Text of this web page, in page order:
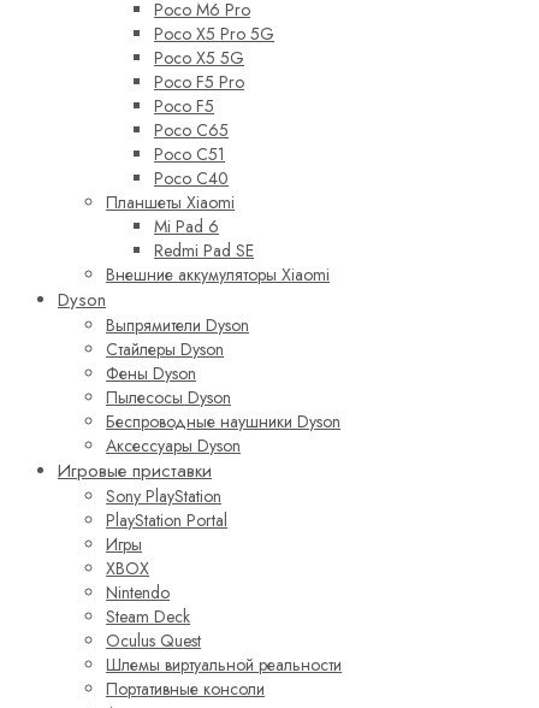
Poco M6 Pro
Poco X5 Pro 5G
Poco X5 5G
Poco F5 Pro
Poco F5
Poco C65
Poco C51
Poco C40
Планшеты Xiaomi
Mi Pad 6
Redmi Pad SE
Внешние аккумуляторы Xiaomi
Dyson
Выпрямители Dyson
Стайлеры Dyson
Фены Dyson
Пылесосы Dyson
Беспроводные наушники Dyson
Аксессуары Dyson
Игровые приставки
Sony PlayStation
PlayStation Portal
Игры
XBOX
Nintendo
Steam Deck
Oculus Quest
Шлемы виртуальной реальности
Портативные консоли